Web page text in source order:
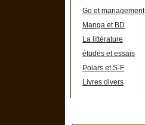
Go et management
Manga et BD
La littérature
études et essais
Polars et S-F
Livres divers